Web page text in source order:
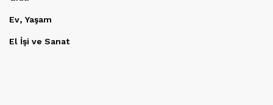
Ev, Yaşam
El İşi ve Sanat